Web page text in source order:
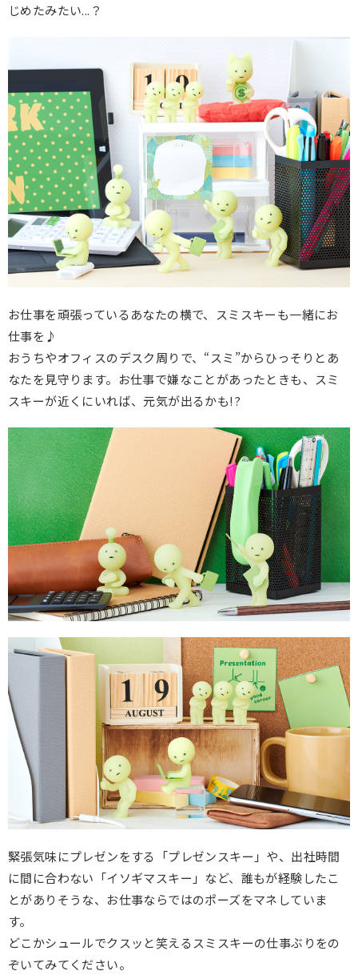
じめたみたい...？
お仕事を頑張っているあなたの横で、スミスキーも一緒にお
仕事を♪
おうちやオフィスのデスク周りで、“スミ”からひっそりとあ
なたを見守ります。お仕事で嫌なことがあったときも、スミ
スキーが近くにいれば、元気が出るかも!?
緊張気味にプレゼンをする「プレゼンスキー」や、出社時間
に間に合わない「イソギマスキー」など、誰もが経験したこ
とがありそうな、お仕事ならではのポーズをマネしていま
す。
どこかシュールでクスッと笑えるスミスキーの仕事ぶりをの
ぞいてみてください。